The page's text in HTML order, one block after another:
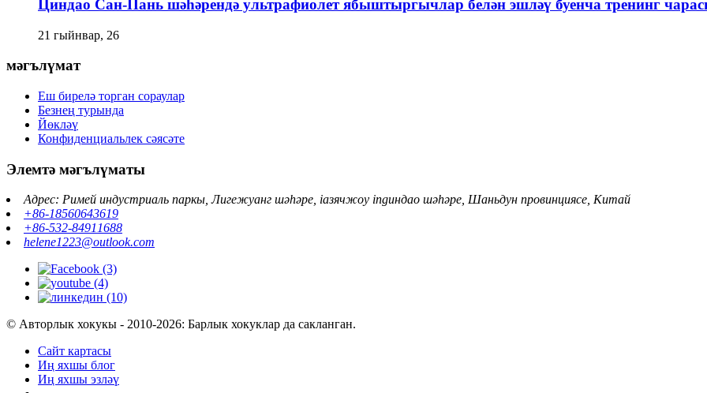
Циндао Сан-Пань шәһәрендә ультрафиолет ябыштыргычлар белән эшләү буенча тренинг
21 гыйнвар, 26
мәгълүмат
Еш бирелә торган сораулар
Безнең турында
Йөкләү
Конфиденциальлек сәясәте
Элемтә мәгълүматы
Адрес: Римей индустриаль паркы, Лигежуанг шәһәре, iaзячжоу ingиндао шәһәре, Шаньдун провинциясе, Китай
+86-18560643619
+86-532-84911688
helene1223@outlook.com
© Авторлык хокукы - 2010-2026: Барлык хокуклар да сакланган.
Сайт картасы
Иң яхшы блог
Иң яхшы эзләү